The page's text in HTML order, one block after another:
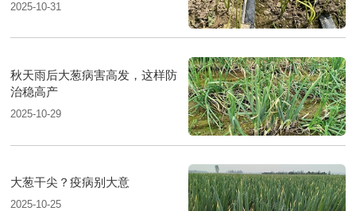
2025-10-31
秋天雨后大葱病害高发，这样防
治稳高产
2025-10-29
大葱干尖？疫病别大意
2025-10-25